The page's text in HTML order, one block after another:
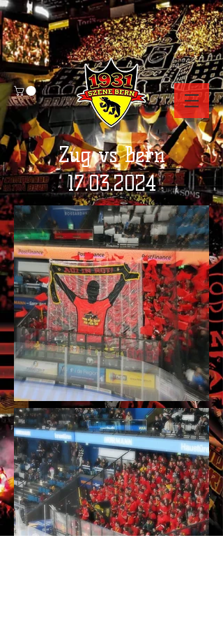
Zug vs Bern
17.03.2024